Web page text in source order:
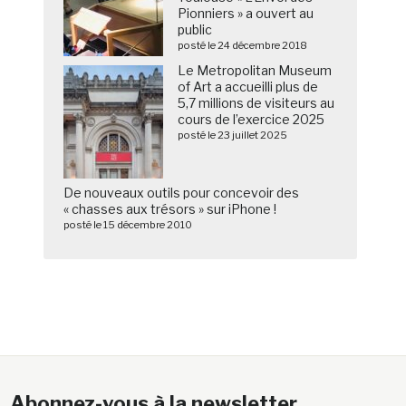
Pionniers » a ouvert au
public
posté le 24 décembre 2018
Le Metropolitan Museum
of Art a accueilli plus de
5,7 millions de visiteurs au
cours de l’exercice 2025
posté le 23 juillet 2025
De nouveaux outils pour concevoir des
« chasses aux trésors » sur iPhone !
posté le 15 décembre 2010